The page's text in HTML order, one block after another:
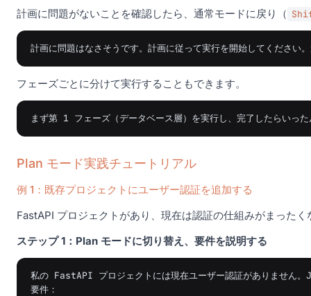
計画に問題がないことを確認したら、通常モードに戻り（
フェーズごとに分けて実行することもできます。
Plan モード実践チュートリアル
例 1：既存プロジェクトにユーザー認証を追加する
FastAPI プロジェクトがあり、現在は認証の仕組みがまった
ステップ 1：Plan モードに切り替え、要件を説明する
私の FastAPI プロジェクトには現在ユーザー認証がありません。
要件：